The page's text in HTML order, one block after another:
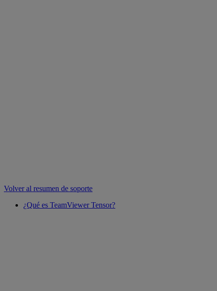
Volver al resumen de soporte
¿Qué es TeamViewer Tensor?